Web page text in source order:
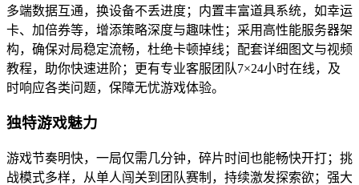
多端数据互通，换设备不丢进度；内置丰富道具系统，如幸运
卡、加倍券等，增添策略深度与趣味性；采用高性能服务器架
构，确保对局稳定流畅，杜绝卡顿掉线；配套详细图文与视频
教程，助你快速进阶；更有专业客服团队7×24小时在线，及
时响应各类问题，保障无忧游戏体验。
独特游戏魅力
游戏节奏明快，一局仅需几分钟，碎片时间也能畅快开打；挑
战模式多样，从单人闯关到团队赛制，持续激发探索欲；强大